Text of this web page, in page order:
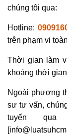
chúng tôi qua:
Hotline:
trên phạm vi
Thời gian làm
khoảng thời
Ngoài phương
sư tư vấn,
tuyến